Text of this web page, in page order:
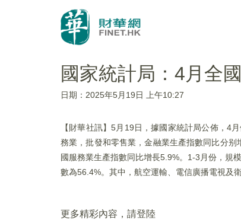
國家統計局：4月全
日期：2025年5月19日 上午10:27
【財華社訊】5月19日，據國家統計局公佈，4
務業，批發和零售業，金融業生產指數同比分
國服務業生產指數同比增長5.9%。1-3月份，規
數為56.4%。其中，航空運輸、電信廣播電視及
更多精彩內容，請登陸